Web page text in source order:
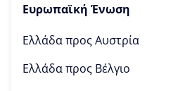
Ευρωπαϊκή Ένωση
Ελλάδα προςΑυστρία
Ελλάδα προς Βέλγιο